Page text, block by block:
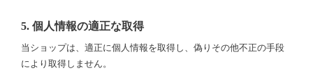
5. 個人情報の適正な取得
当ショップは、適正に個人情報を取得し、偽りその他不正の手段
により取得しません。